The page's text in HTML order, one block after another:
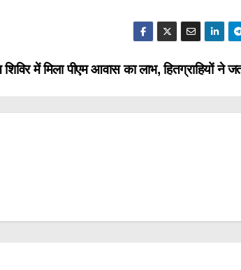
शिविर में मिला पीएम आवास का लाभ, हितग्राहियों ने